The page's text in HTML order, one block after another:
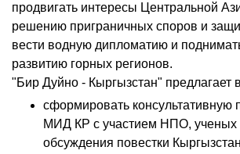
продвигать интересы Центральной
решению приграничных споров и
вести водную дипломатию и
развитию горных регионов.
"Бир Дуйно - Кыргызстан" предлагает
сформировать консультативную
МИД КР с участием НПО, ученых
обсуждения повестки